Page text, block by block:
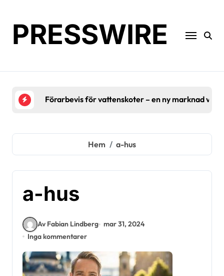
innehållPRESSWIRE
Förarbevis för vattenskoter – en ny marknad
Hem a-hus
a-hus
Av Fabian Lindberg mar 31, 2024
Inga kommentarer